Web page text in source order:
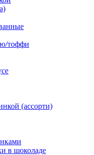
тоффи
(ассорти)
в шоколаде